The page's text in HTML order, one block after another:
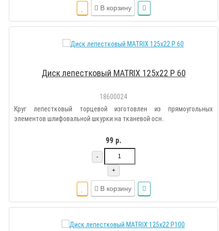
В корзину
Диск лепестковый MATRIX 125х22 Р 60
18600024
Круг лепестковый торцевой изготовлен из прямоугольных
элементов шлифовальной шкурки на тканевой осн..
99 р.
-
+
В корзину